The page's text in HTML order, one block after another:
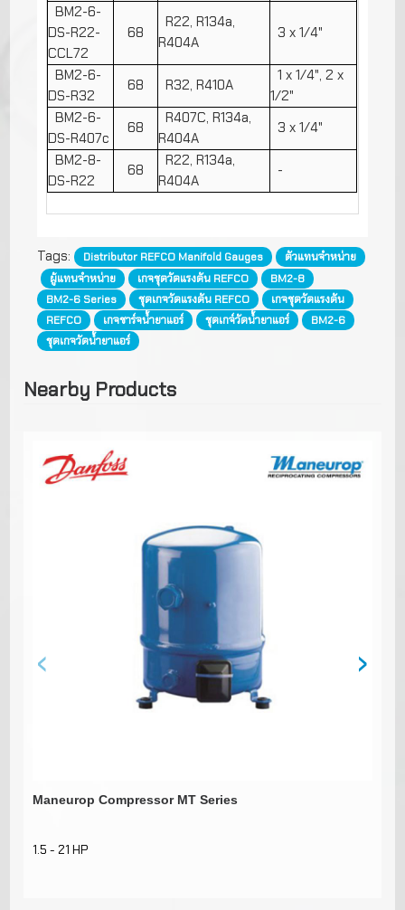
BM2-6-
DS-R22-
CCL72
68
R22, R134a,
R404A
3 x 1/4"
BM2-6-
DS-R32
68 R32, R410A
1 x 1/4", 2 x
1/2"
BM2-6-
DS-R407c
68
R407C, R134a,
R404A
3 x 1/4"
BM2-8-
DS-R22
68
R22, R134a,
R404A
-
Tags: Distributor REFCO Manifold Gauges
ตัวแทนจำหน่าย
ผู้แทนจำหน่าย
เกจชุดวัดแรงดัน REFCO
BM2-8
BM2-6 Series
ชุดเกจวัดแรงดัน REFCO
เกจชุดวัดแรงดัน
REFCO
เกจชาร์จน้ำยาแอร์ ชุดเกจ์วัดน้ำยาแอร์
BM2-6
ชุดเกจวัดน้ำยาแอร์
Nearby Products
Maneurop Compressor MT Series
1.5 - 21 HP
‹ ›